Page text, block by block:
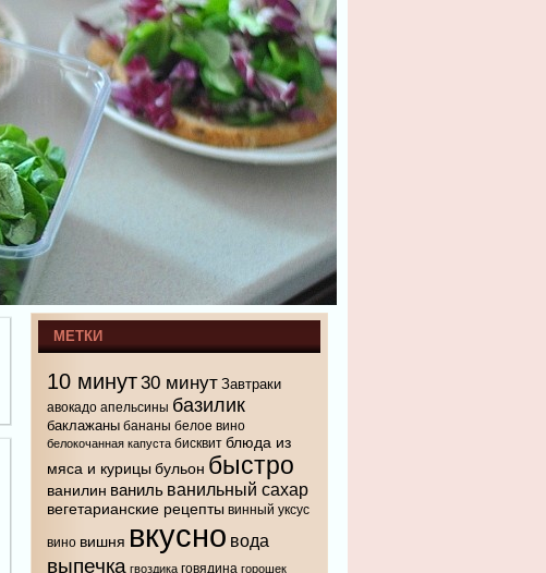
МЕТКИ
10 минут30 минут Завтраки
авокадо апельсины базилик
баклажаны бананы белое вино
белокочанная капуста бисквит блюда из
мяса и курицы бульон быстро
ванилин ваниль ванильный сахар
вегетарианские рецепты винный уксус
вино вишня вкусно вода
выпечка гвоздика говядина горошек